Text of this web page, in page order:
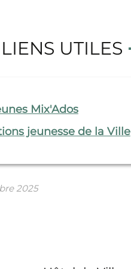
LIENS UTILES
Mix'Ados
jeunesse de la Ville
2025